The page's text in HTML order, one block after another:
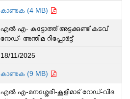
കാണുക (4 MB)
എൽ എ- കുട്ടോത്ത് അട്ടക്കുണ്ട് കടവ്
റോഡ്- അന്തിമ റിപ്പോർട്ട്
18/11/2025
കാണുക (9 MB)
എൽ എ-മനശ്ശേരി-കൂളിമാട് റോഡ്-വിദ